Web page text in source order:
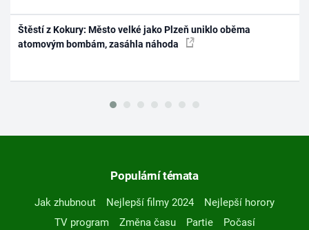
Štěstí z Kokury: Město velké jako Plzeň uniklo oběma
atomovým bombám, zasáhla náhoda
Populární témata
Jak zhubnout Nejlepší filmy 2024
Nejlepší horory
TV program
Změna času Partie
Počasí